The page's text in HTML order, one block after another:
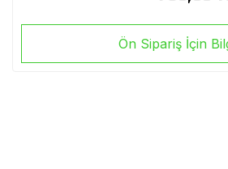
Ön Sipariş İçin